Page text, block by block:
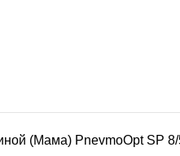
вакуум
(Мама) PnevmoOpt SP